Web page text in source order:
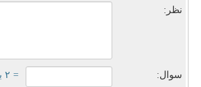
نظر:
سوال: = ۲ بعلاوه ۱